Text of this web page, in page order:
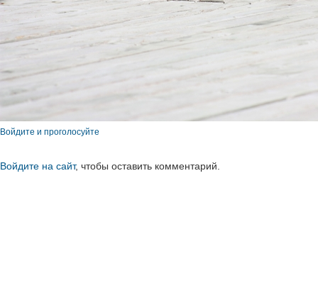
Войдите и проголосуйте
Войдите на сайт, чтобы оставить комментарий.